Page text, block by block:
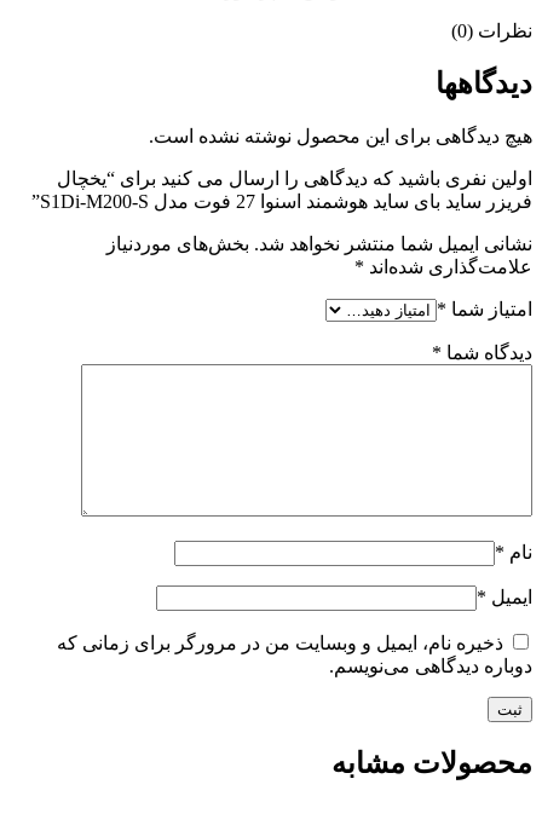
نظرات (0)
دیدگاهها
هیچ دیدگاهی برای این محصول نوشته نشده است.
اولین نفری باشید که دیدگاهی را ارسال می کنید برای “یخچال
فریزر ساید بای ساید هوشمند اسنوا 27 فوت مدل S1Di-M200-S”
نشانی ایمیل شما منتشر نخواهد شد. بخش‌های موردنیاز
علامت‌گذاری شده‌اند *
امتیاز شما *
دیدگاه شما *
نام *
ایمیل *
ذخیره نام، ایمیل و وبسایت من در مرورگر برای زمانی که
دوباره دیدگاهی می‌نویسم.
محصولات مشابه